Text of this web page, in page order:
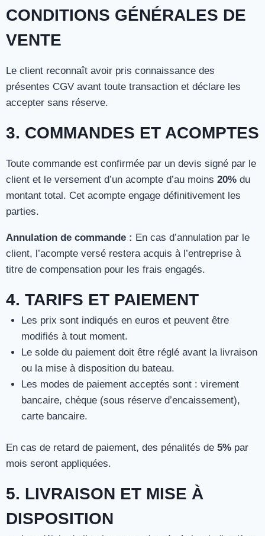
CONDITIONS GÉNÉRALES DE
VENTE
Le client reconnaît avoir pris connaissance des
présentes CGV avant toute transaction et déclare les
accepter sans réserve.
3. COMMANDES ET ACOMPTES
Toute commande est confirmée par un devis signé par le
client et le versement d’un acompte d’au moins 20% du
montant total. Cet acompte engage définitivement les
parties.
Annulation de commande : En cas d’annulation par le
client, l’acompte versé restera acquis à l’entreprise à
titre de compensation pour les frais engagés.
4. TARIFS ET PAIEMENT
Les prix sont indiqués en euros et peuvent être
modifiés à tout moment.
Le solde du paiement doit être réglé avant la livraison
ou la mise à disposition du bateau.
Les modes de paiement acceptés sont : virement
bancaire, chèque (sous réserve d’encaissement),
carte bancaire.
En cas de retard de paiement, des pénalités de 5% par
mois seront appliquées.
5. LIVRAISON ET MISE À
DISPOSITION